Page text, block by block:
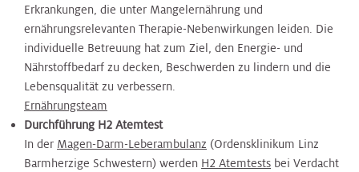
Erkrankungen, die unter Mangelernährung und
ernährungsrelevanten Therapie-Nebenwirkungen leiden. Die
individuelle Betreuung hat zum Ziel, den Energie- und
Nährstoffbedarf zu decken, Beschwerden zu lindern und die
Lebensqualität zu verbessern.
Ernährungsteam
Durchführung H2 Atemtest
In der Magen-Darm-Leberambulanz (Ordensklinikum Linz
Barmherzige Schwestern) werden H2 Atemtests bei Verdacht